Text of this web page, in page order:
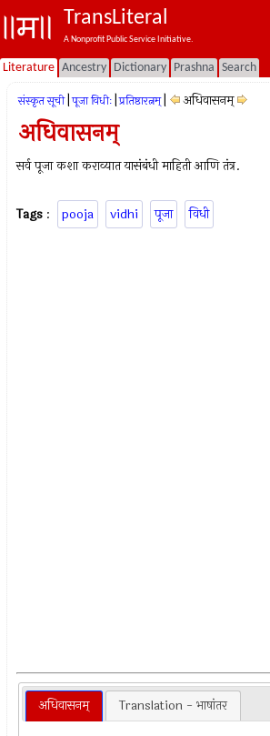
TransLiteral
A Nonprofit Public Service Initiative.
Literature Ancestry Dictionary Prashna Search
संस्कृत सूची पूजा विधीः प्रतिष्ठारत्नम् अधिवासनम्‌
अधिवासनम्‌
सर्व पूजा कशा कराव्यात यासंबंधी माहिती आणि तंत्र.
Tags : pooja vidhi पूजा विधी
अधिवासनम्‌ Translation - भाषांतर